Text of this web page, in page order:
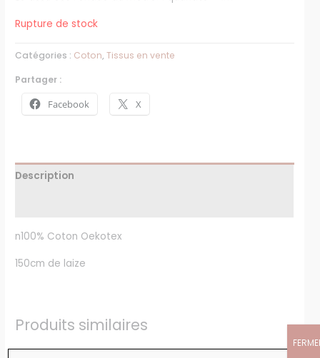
Rupture de stock
Catégories : Coton,Tissus en vente
Partager :
Facebook X
Description
n100% Coton Oekotex
150cm de laize
Produits similaires